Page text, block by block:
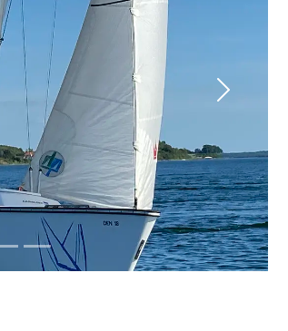
Næste